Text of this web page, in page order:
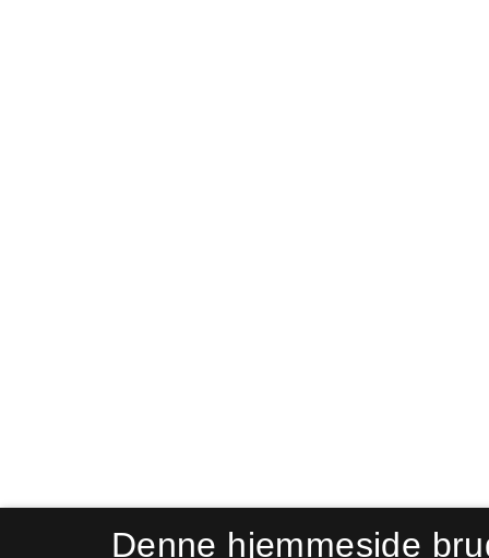
Denne hjemmeside